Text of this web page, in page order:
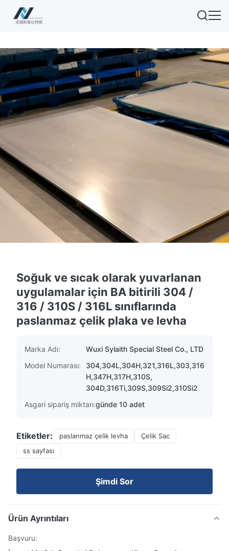
Soğuk ve sıcak olarak yuvarlanan
uygulamalar için BA bitirili 304 /
316 / 310S / 316L sınıflarında
paslanmaz çelik plaka ve levha
Marka Adı:
Wuxi Sylaith Special Steel Co., LTD
Model Numarası:
304,304L,304H,321,316L,303,316
H,347H,317H,310S,
304D,316Ti,309S,309Si2,310Si2
Asgari sipariş miktarı:günde 10 adet
Etiketler: paslanmaz çelik levha
Çelik Sac
ss sayfası
Şimdi Sor
Ürün Ayrıntıları
Başvuru: